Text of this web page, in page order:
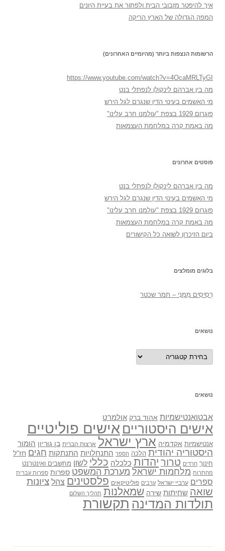
איך להיפטר מזבובי הבית ולפתור את בעיית היונים
המפה הגדולה של הארץ הריקה
הרשומות הנצפות ביותר (מהיומיים האחרונים)
https://www.youtube.com/watch?v=4OcaMRLTyGI
מה בין אברהם לינקולן לנפתלי בנט
מי האשמים בעינוי הדין שנגרם לגל הירש
פוגרום 1929 בצפת "עולמנו חרב עלינו"
מה באמת קרה במלחמת העצמאות
פוסטים אחרונים
מה בין אברהם לינקולן לנפתלי בנט
מי האשמים בעינוי הדין שנגרם לגל הירש
פוגרום 1929 בצפת "עולמנו חרב עלינו"
מה באמת קרה במלחמת העצמאות
ביום הזיכרון לשואה כל הקישורים
בלוגים מומלצים
רְסִיסִים מִמֶנִי – תמר שכטר
נושאים
נושאים
נושאים
אבטואנטישמיות אהוד ברק אולמרט
אישים היסטוריים אישים פוליטיים
אנטישמיות אקדמיה ארץ ישראל ארצות הברית בן גוריון הומור
היסטוריה יהודית הלכה הספר התנחלויות התנתקות חגים חז"ל
חינוך חרדים טרור יהדות כלכלה כללי לשון מחשבים ואינטרנט
מחתרות מלחמות ישראל מערכת המשפט ספרות ספרות עברית
ספרים ערביי ישראל ערבים פוליטיקאים פלסטינים צהל ציונות
שואה שחיתות שירה שמאלנות תהליך השלום
תולדות המדינה תקשורת